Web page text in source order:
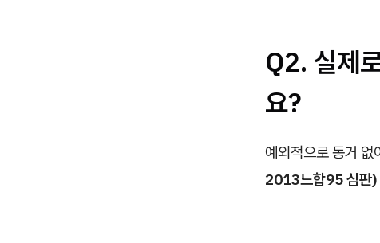
Q2. 실제
요?
예외적으로 동거
2013느합95 심판)